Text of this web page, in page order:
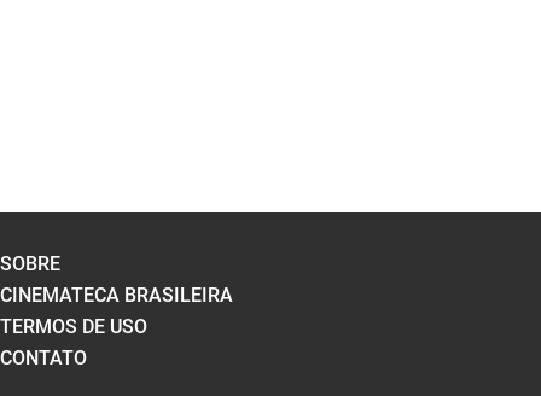
SOBRE
CINEMATECA BRASILEIRA
TERMOS DE USO
CONTATO